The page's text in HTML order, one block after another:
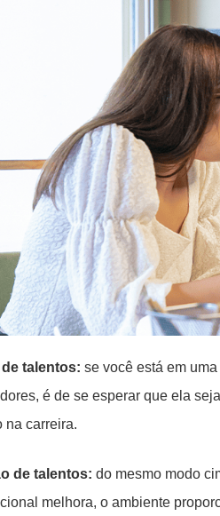
talentos: se você está em
é de se esperar que ela
na carreira.
de talentos: do mesmo modo
melhora, o ambiente